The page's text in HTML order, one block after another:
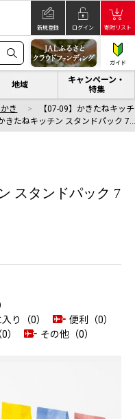
新規登録 ログイン 寄附リスト
ガイド
地域
キャンペーン・
特集
き
【07-09】かきたねキッ
きたねキッチン スタンドパック
スタンドパック 7
り（0）
便利（0）
） その他（0）